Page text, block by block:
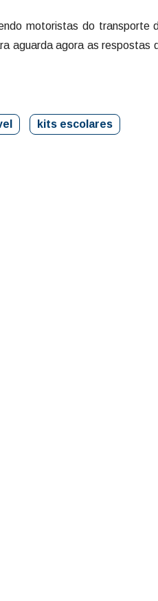
motoristas do transporte
aguarda agora as respostas
kits escolares